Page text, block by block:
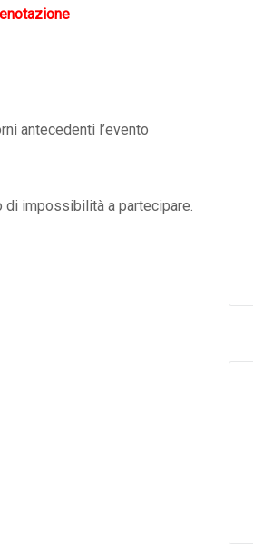
antecedenti l’evento
impossibilità a partecipare.